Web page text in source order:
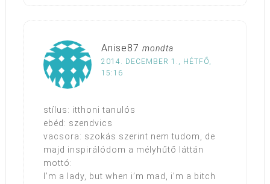
Anise87 mondta
2014. DECEMBER 1., HÉTFŐ,
15:16
stílus: itthoni tanulós
ebéd: szendvics
vacsora: szokás szerint nem tudom, de
majd inspirálódom a mélyhűtő láttán
mottó:
I’m a lady, but when i’m mad, i’m a bitch